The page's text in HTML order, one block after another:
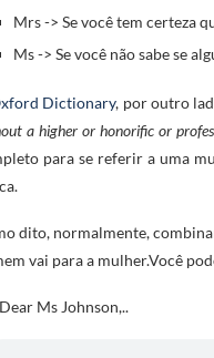
Mrs -> Se você tem certeza
Ms -> Se você não sabe se
Dictionary, por outro
a higher or honorific or
para se referir a uma
dito, normalmente,
vai para a mulher.Você
Dear Ms Johnson,..